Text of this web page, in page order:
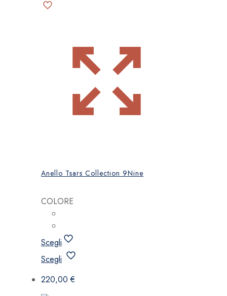
Anello Tsars Collection 9Nine
COLORE
Scegli
Scegli Questo
ha
220,00€